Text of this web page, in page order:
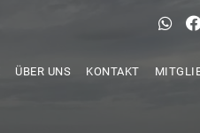
ÜBER UNS KONTAKT